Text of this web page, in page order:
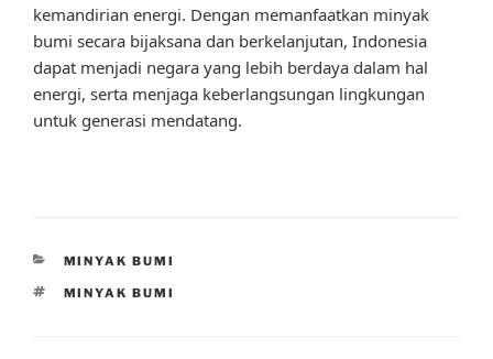
kemandirian energi. Dengan memanfaatkan minyak
bumi secara bijaksana dan berkelanjutan, Indonesia
dapat menjadi negara yang lebih berdaya dalam hal
energi, serta menjaga keberlangsungan lingkungan
untuk generasi mendatang.
CATEGORIES
MINYAK BUMI
TAGS
MINYAK BUMI